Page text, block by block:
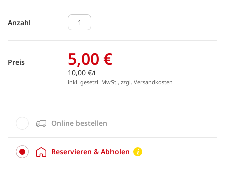
Anzahl
Preis 5,00 €
10,00 €/l
inkl. gesetzl. MwSt., zzgl. Versandkosten
Online bestellen
Reservieren & Abholen